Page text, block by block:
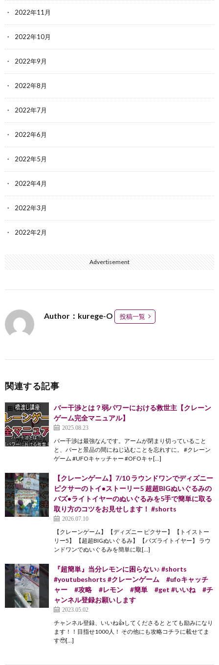
2022年11月
2022年10月
2022年9月
2022年8月
2022年7月
2022年6月
2022年5月
2022年4月
2022年3月
2022年2月
Advertisement
Author：kurege-O 投稿一覧
関連する記事
バー干渉とは？弱パワーにおける救世主【クレーン
ゲーム完全マニュアル】
2025.08.23
バー干渉は最強なんです。アームが閉まり切っていること
と、バーと景品の間にねじ込むことを忘れすに。 #クレーン
ゲーム #UFOキャッチャー #OFOキャ[…]
【クレーンゲーム】7/10 ラウンドワンでディズニー
ピクサーのトイ•ストーリー5 超超BIGぬいぐるみの
バズ•ライトイヤーのぬいぐるみを5手で簡単に取る
取り方のコツをお見せします！ #shorts
2026.07.10
【クレーンゲーム】 【ディズニー ピクサー】 【トイストー
リー5】 【超超BIGぬいぐるみ】 【バズライトイヤー】 ラウ
ンドワンでぬいぐるみを簡単に取[…]
『超簡単』当分レモンに困らない♪ #shorts
#youtubeshorts #クレーンゲーム #ufoキャッチ
ャー #攻略 #レモン #簡単 #get #いいね #チ
ャンネル登録お願いします
2023.05.02
チャンネル登録、いいね👍してくださると とても励みになり
ます！！目指せ1000人！ その他にも攻略コチラに載せてま
す🥹[…]